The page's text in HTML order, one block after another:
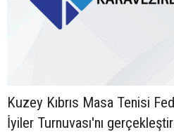
Kuzey Kıbrıs Masa Tenisi
İyiler Turnuvası'nı